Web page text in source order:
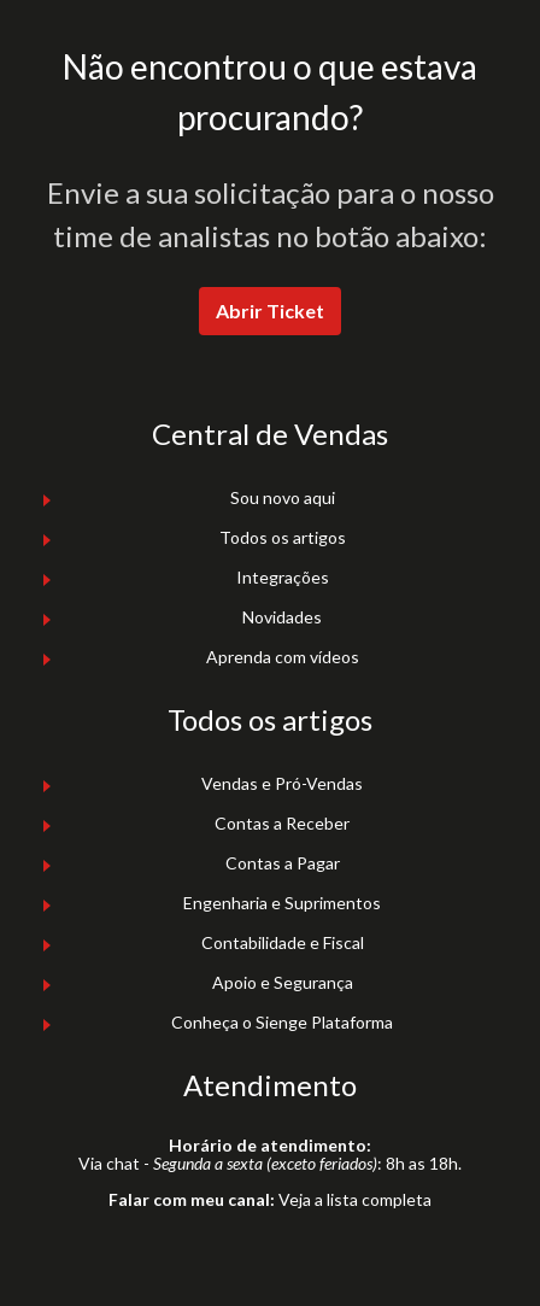
Não encontrou o que estava
procurando?
Envie a sua solicitação para o nosso
time de analistas no botão abaixo:
Abrir Ticket
Central de Vendas
Sou novo aqui
Todos os artigos
Integrações
Novidades
Aprenda com vídeos
Todos os artigos
Vendas e Pró-Vendas
Contas a Receber
Contas a Pagar
Engenharia e Suprimentos
Contabilidade e Fiscal
Apoio e Segurança
Conheça o Sienge Plataforma
Atendimento
Horário de atendimento:
Via chat - Segunda a sexta (exceto feriados): 8h as 18h.
Falar com meu canal: Veja a lista completa